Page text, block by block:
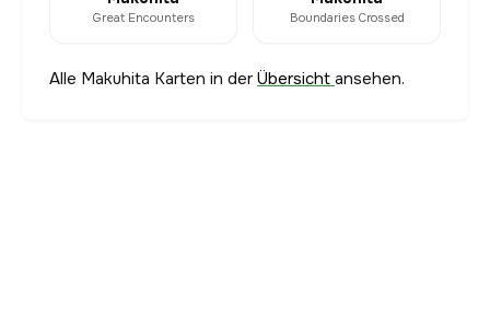
Great Encounters Boundaries Crossed
Alle Makuhita Karten in derÜbersicht ansehen.